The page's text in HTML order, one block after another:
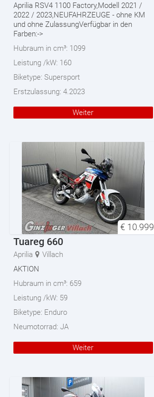
Aprilia RSV4 1100 Factory,Modell 2021 /
2022 / 2023,NEUFAHRZEUGE - ohne KM
und ohne ZulassungVerfügbar in den
Farben:->
Hubraum in cm³: 1099
Leistung /kW: 160
Biketype: Supersport
Erstzulassung: 4.2023
Weiter
€ 10.999
Tuareg 660
Aprilia
Villach
AKTION
Hubraum in cm³: 659
Leistung /kW: 59
Biketype: Enduro
Neumotorrad: JA
Weiter